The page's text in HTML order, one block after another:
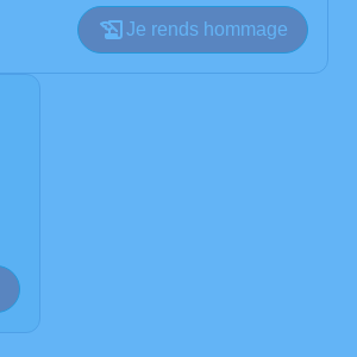
Je rends hommage